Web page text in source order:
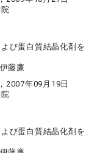
び蛋白質結晶化剤を
藤廉
2007年09月19日
び蛋白質結晶化剤を